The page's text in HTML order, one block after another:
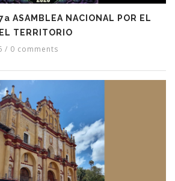
ASAMBLEA NACIONAL POR EL
TERRITORIO
/ 0 comments